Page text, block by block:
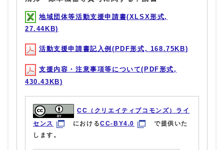
地域団体等活動支援申請書(XLSX形式,
27.44KB)
活動支援申請書記入例(PDF形式, 168.75KB)
支援内容・注意事項等について(PDF形式,
430.43KB)
CC（クリエイティブコモンズ）ライ
センス
におけるCC-BY4.0
で提供いた
します。